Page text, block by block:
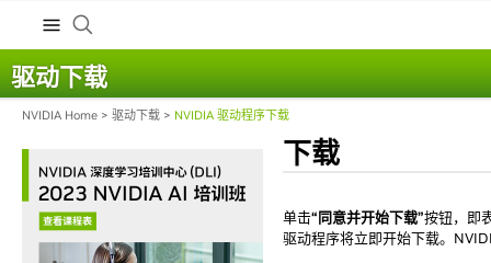
驱动下载
NVIDIA Home > 驱动下载 > NVIDIA 驱动程序下载
下载
单击“同意并开始下载”按钮，即
驱动程序将立即开始下载。